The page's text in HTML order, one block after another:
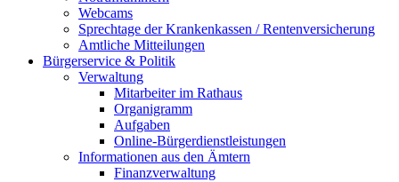
Webcams
Sprechtage der Krankenkassen / Rentenversicherung
Amtliche Mitteilungen
Bürgerservice & Politik
Verwaltung
Mitarbeiter im Rathaus
Organigramm
Aufgaben
Online-Bürgerdienstleistungen
Informationen aus den Ämtern
Finanzverwaltung